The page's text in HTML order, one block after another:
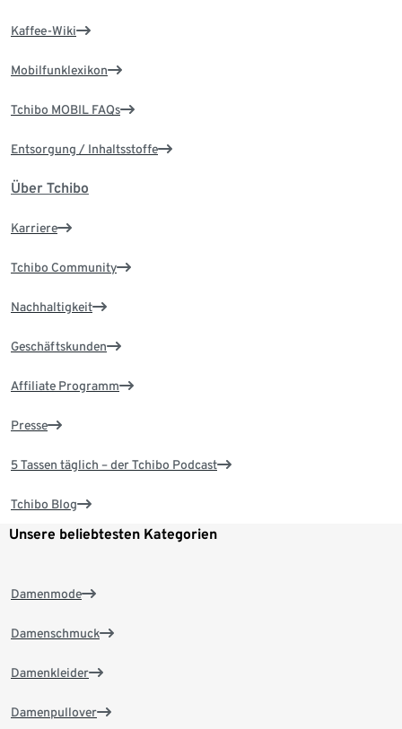
Kaffee-Wiki
Mobilfunklexikon
Tchibo MOBIL FAQs
Entsorgung / Inhaltsstoffe
Über Tchibo
Karriere
Tchibo Community
Nachhaltigkeit
Geschäftskunden
Affiliate Programm
Presse
5 Tassen täglich – der Tchibo Podcast
Tchibo Blog
Unsere beliebtesten Kategorien
Damenmode
Damenschmuck
Damenkleider
Damenpullover